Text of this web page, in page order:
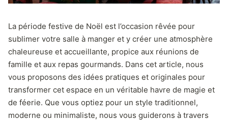
La période festive de Noël est l’occasion rêvée pour
sublimer votre salle à manger et y créer une atmosphère
chaleureuse et accueillante, propice aux réunions de
famille et aux repas gourmands. Dans cet article, nous
vous proposons des idées pratiques et originales pour
transformer cet espace en un véritable havre de magie et
de féerie. Que vous optiez pour un style traditionnel,
moderne ou minimaliste, nous vous guiderons à travers